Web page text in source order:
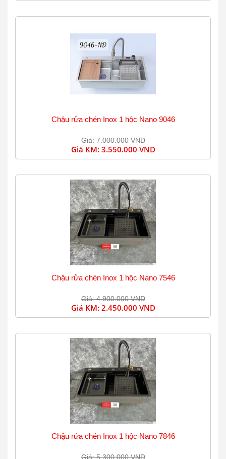
Chậu rửa chén Inox 1 hộc Nano 9046
Giá: 7.000.000 VND
Giá KM: 3.550.000 VND
Chậu rửa chén Inox 1 hộc Nano 7546
Giá: 4.900.000 VND
Giá KM: 2.450.000 VND
Chậu rửa chén Inox 1 hộc Nano 7846
Giá: 5.300.000 VND